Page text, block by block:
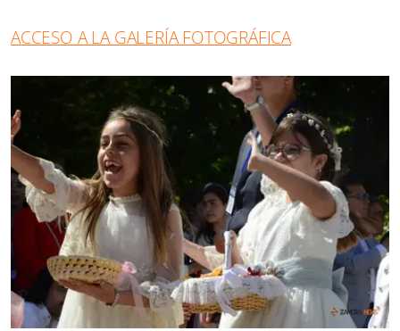
ACCESO A LA GALERÍA FOTOGRÁFICA